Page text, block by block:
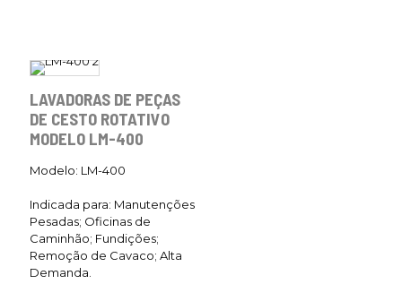
LAVADORAS DE PEÇAS
DE CESTO ROTATIVO
MODELO LM-400
Modelo: LM-400
Indicada para: Manutenções
Pesadas; Oficinas de
Caminhão; Fundições;
Remoção de Cavaco; Alta
Demanda.